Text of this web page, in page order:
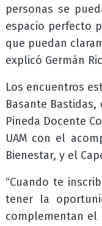
personas se
espacio perfecto
que puedan
explicó Germán
Los encuentros
Basante
Pineda Docente
UAM con el
Bienestar, y el
“Cuando te
tener la
complementan el